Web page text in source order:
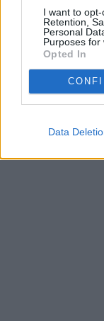
I want to opt-
Retention,
Personal
Purposes for
Opted In
Data
A Matelec 2025,
edição,
indústria elétrica,
destaques incluem
designs de
telecomunicações.
2026-01-19